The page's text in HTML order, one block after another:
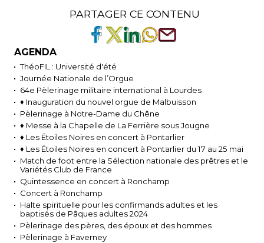
PARTAGER CE CONTENU
AGENDA
ThéoFIL : Université d'été
Journée Nationale de l’Orgue
64e Pèlerinage militaire international à Lourdes
♦ Inauguration du nouvel orgue de Malbuisson
Pèlerinage à Notre-Dame du Chêne
♦ Messe à la Chapelle de La Ferrière sous Jougne
♦ Les Étoiles Noires en concert à Pontarlier
♦ Les Étoiles Noires en concert à Pontarlier du 17 au 25 mai
Match de foot entre la Sélection nationale des prêtres et le
Variétés Club de France
Quintessence en concert à Ronchamp
Concert à Ronchamp
Halte spirituelle pour les confirmands adultes et les
baptisés de Pâques adultes 2024
Pèlerinage des pères, des époux et des hommes
Pèlerinage à Faverney